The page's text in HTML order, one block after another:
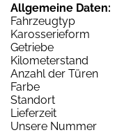
Allgemeine Daten:
Fahrzeugtyp
Karosserieform
Getriebe
Kilometerstand
Anzahl der Türen
Farbe
Standort
Lieferzeit
Unsere Nummer